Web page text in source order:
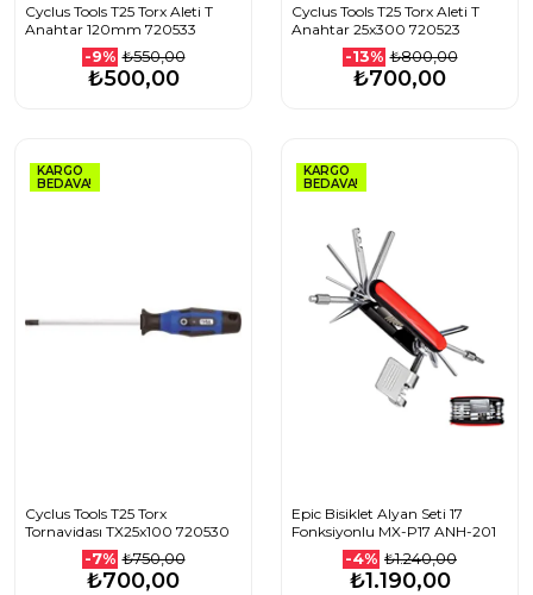
Cyclus Tools T25 Torx Aleti T
Anahtar 120mm 720533
-9% ₺550,00
₺500,00
Cyclus Tools T25 Torx Aleti T
Anahtar 25x300 720523
-13% ₺800,00
₺700,00
KARGO
BEDAVA!
Cyclus Tools T25 Torx
Tornavidası TX25x100 720530
-7% ₺750,00
₺700,00
KARGO
BEDAVA!
Epic Bisiklet Alyan Seti 17
Fonksiyonlu MX-P17 ANH-201
-4% ₺1.240,00
₺1.190,00